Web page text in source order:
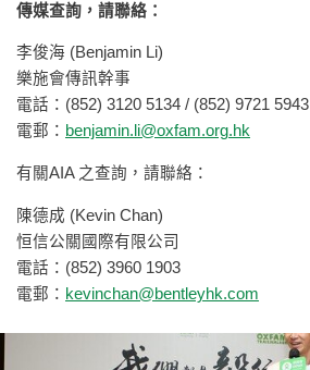
傳媒查詢，請聯絡：
李俊海 (Benjamin Li)
樂施會傳訊幹事
電話：(852) 3120 5134 / (852) 9721 5943
電郵： benjamin.li@oxfam.org.hk
有關AIA 之查詢，請聯絡：
陳德成 (Kevin Chan)
恒信公關國際有限公司
電話：(852) 3960 1903
電郵： kevinchan@bentleyhk.com